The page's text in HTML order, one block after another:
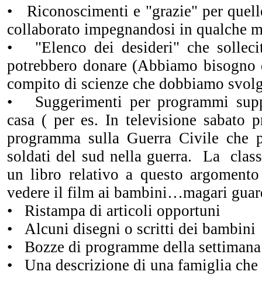
• Riconoscimenti e "grazie" per
collaborato impegnandosi in qualche
• "Elenco dei desideri" che
potrebbero donare (Abbiamo
compito di scienze che dobbiamo
• Suggerimenti per programmi
casa ( per es. In televisione sabato
programma sulla Guerra Civile che
soldati del sud nella guerra. La
un libro relativo a questo
vedere il film ai bambini…magari
• Ristampa di articoli opportuni
• Alcuni disegni o scritti dei bambini
• Bozze di programme della
• Una descrizione di una famiglia